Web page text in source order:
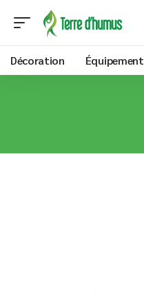
Décoration Équipement